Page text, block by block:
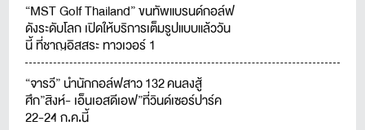
“MST Golf Thailand” ขนทัพแบรนด์กอล์ฟ
ดังระดับโลก เปิดให้บริการเต็มรูปแบบแล้ววัน
นี้ ที่ชาญอิสสระ ทาวเวอร์ 1
“จารวี” นำนักกอล์ฟสาว 132 คนลงสู้
ศึก”สิงห์- เอ็นเอสดีเอฟ”ที่วินด์เซอร์ปาร์ค
22-24 ก.ค.นี้